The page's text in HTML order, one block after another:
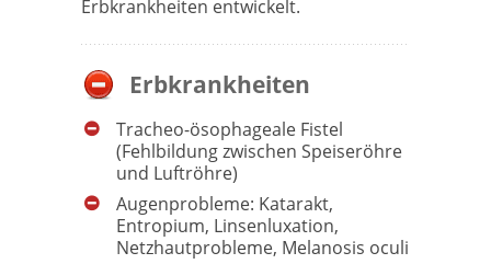
Erbkrankheiten entwickelt.
Erbkrankheiten
Tracheo-ösophageale Fistel
(Fehlbildung zwischen Speiseröhre
und Luftröhre)
Augenprobleme: Katarakt,
Entropium, Linsenluxation,
Netzhautprobleme, Melanosis oculi